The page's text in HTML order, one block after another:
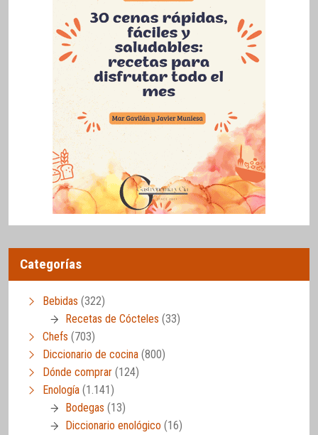
Categorías
Bebidas (322)
Recetas de Cócteles (33)
Chefs (703)
Diccionario de cocina (800)
Dónde comprar (124)
Enología (1.141)
Bodegas (13)
Diccionario enológico (16)